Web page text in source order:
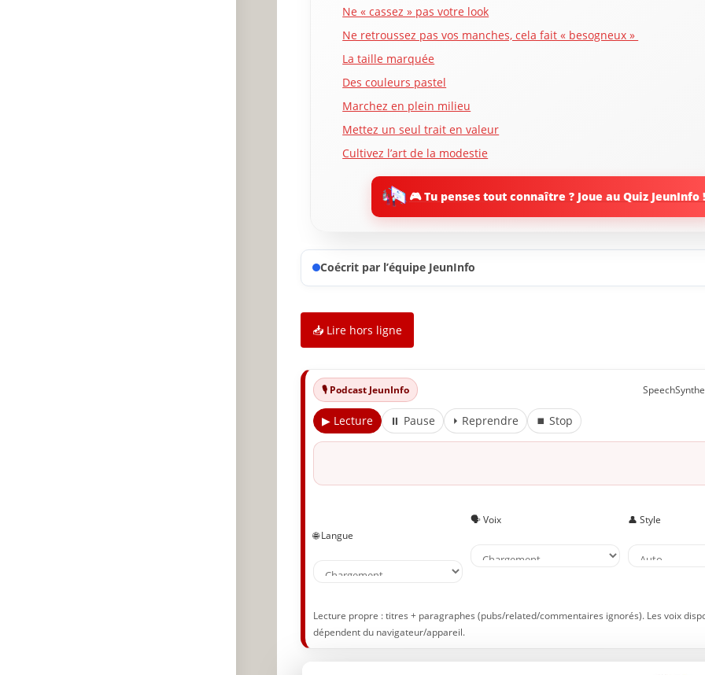
Ne « cassez » pas votre look
Ne retroussez pas vos manches, cela fait « besogneux »
La taille marquée
Des couleurs pastel
Marchez en plein milieu
Mettez un seul trait en valeur
Cultivez l’art de la modestie
Portez des ensembles bien taillés
Choisissez des vêtements décontractés élégants
Utilisez les accessoires de façon inhabituelle
Regardez vers le passé
Habillez-vous comme une princesse Disney des temps modernes
Créez un costume de princesse Disney
Ayez des cheveux de princesse
Travaillez votre assurance
Œuvrez pour la bonne cause
Achetez vos vêtements dans différents magasins
🔥 À lire aussi sur JeunInfo
Articles recommandés
Partager l'amour
🎮 Tu penses tout connaître ? Joue au Quiz JeunInfo !
Coécrit par l’équipe JeunInfo
📥 Lire hors ligne
🎙️ Podcast JeunInfo
▶ Lecture ⏸ Pause ⏵ Reprendre ⏹ Stop
🌐 Langue
🗣️ Voix 👤 Style
Lecture propre : titres + paragraphes (pubs/related/commentaires ignorés). Les voix
dépendent du navigateur/appareil.